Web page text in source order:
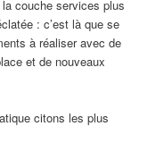
couche services plus
: c’est là que se
à réaliser avec de
et de nouveaux
citons les plus